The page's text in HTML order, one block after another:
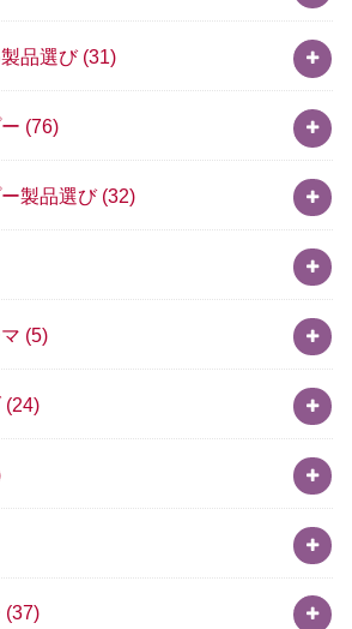
品選び (31)
(76)
製品選び (32)
(5)
(24)
(37)